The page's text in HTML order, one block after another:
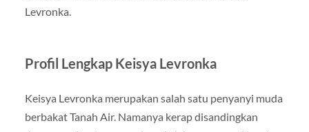
Levronka.
Profil Lengkap Keisya Levronka
Keisya Levronka merupakan salah satu penyanyi muda
berbakat Tanah Air. Namanya kerap disandingkan